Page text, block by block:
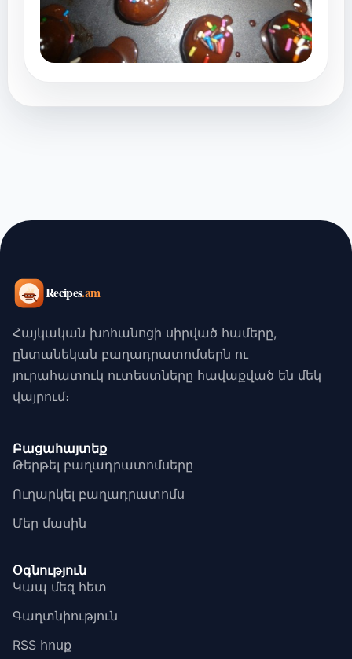
Հայկական խոհանոցի սիրված համերը,
ընտանեկան բաղադրատոմսերն ու
յուրահատուկ ուտեստները հավաքված են մեկ
վայրում։
Բացահայտեք
Թերթել բաղադրատոմսերը
Ուղարկել բաղադրատոմս
Մեր մասին
Օգնություն
Կապ մեզ հետ
Գաղտնիություն
RSS հոսք